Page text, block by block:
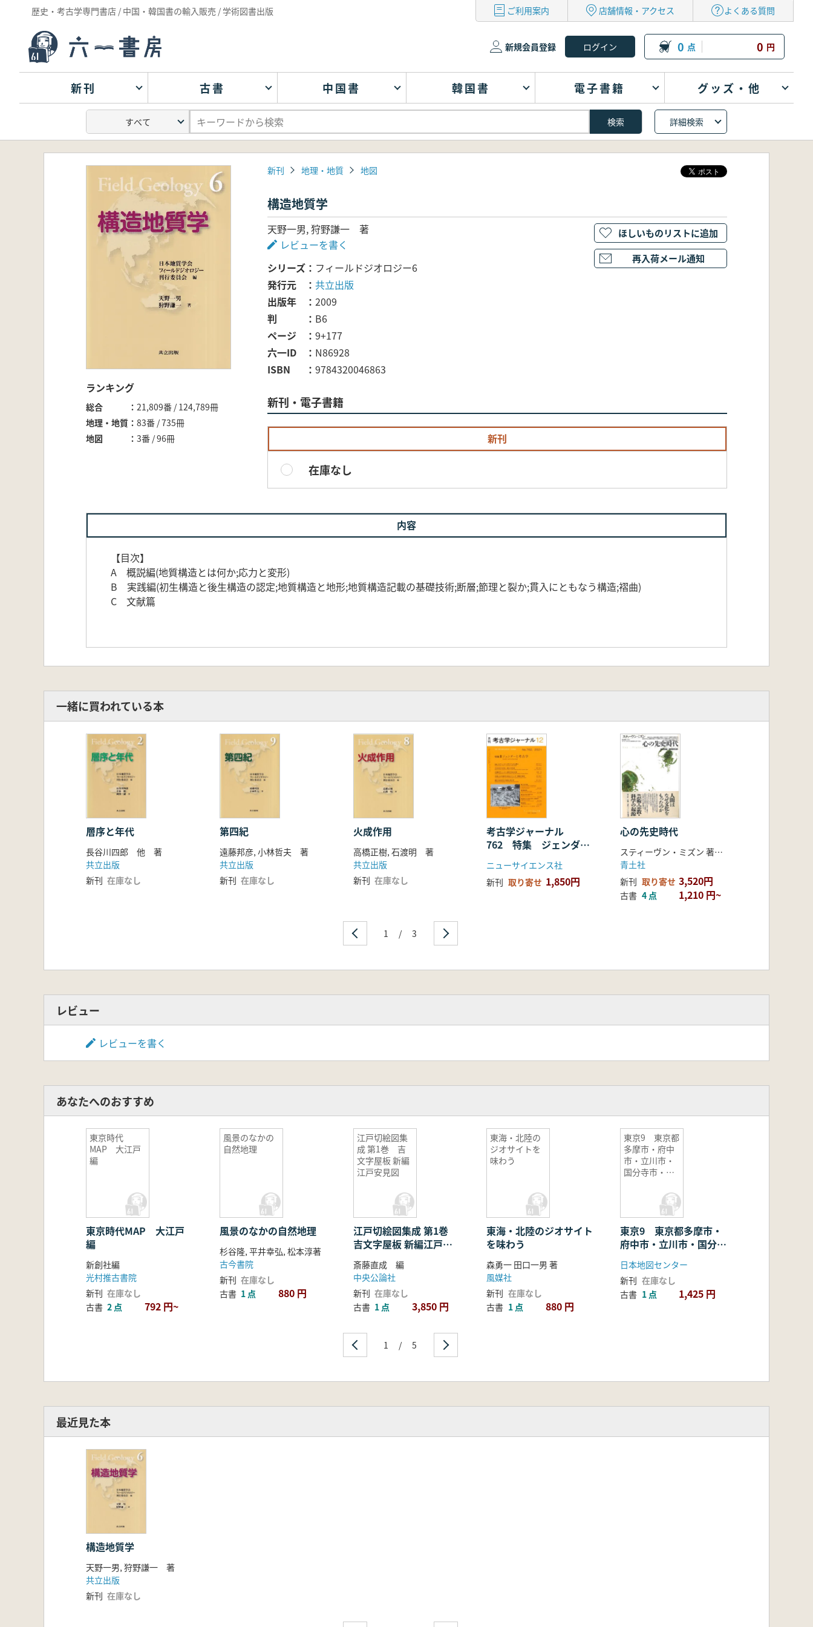
歴史・考古学専門書店 / 中国・韓国書の輸入販売 / 学術図書出版 ご利用案内 店舗情報・アクセス よくある質問
新規会員登録 0 点 0 円
新刊 古書 中国書 韓国書 電子書籍 グッズ・他
詳細検索
ランキング
総合
21,809番 / 124,789冊
地理・地質
83番 / 735冊
地図
3番 / 96冊
新刊 地理・地質 地図
構造地質学
天野一男, 狩野謙一 著
レビューを書く
シリーズ
フィールドジオロジー6
発行元
共立出版
出版年
2009
判
B6
ページ
9+177
六一ID
N86928
ISBN
9784320046863
新刊・電子書籍
新刊
在庫なし
ほしいものリストに追加
再入荷メール通知
内容
【目次】
A 概説編(地質構造とは何か;応力と変形)
B 実践編(初生構造と後生構造の認定;地質構造と地形;地質構造記載の基礎技術;断層;節理と裂か;貫入にともなう構造;褶曲)
C 文献篇
一緒に買われている本
層序と年代
長谷川四郎 他 著
共立出版
新刊 在庫なし
第四紀
遠藤邦彦, 小林哲夫 著
共立出版
新刊 在庫なし
火成作用
高橋正樹, 石渡明 著
共立出版
新刊 在庫なし
考古学ジャーナル
762 特集 ジェンダー
ニューサイエンス社
新刊 取り寄せ 1,850円
心の先史時代
スティーヴン・ミズン 著 松浦 俊輔 ほか 訳
青土社
新刊 取り寄せ 3,520円
古書 4 点 1,210 円~
1 / 3
レビュー
レビューを書く
あなたへのおすすめ
東京時代
MAP 大江戸
編
東京時代MAP 大江戸
編
新創社編
光村推古書院
新刊 在庫なし
古書 2 点 792 円~
風景のなかの
自然地理
風景のなかの自然地理
杉谷隆, 平井幸弘, 松本淳著
古今書院
新刊 在庫なし
古書 1 点 880 円
江戸切絵図集
成 第1巻 吉
文字屋板 新編
江戸安見図
江戸切絵図集成 第1巻
吉文字屋板 新編江戸安
見図
斎藤直成 編
中央公論社
新刊 在庫なし
古書 1 点 3,850 円
東海・北陸の
ジオサイトを
味わう
東海・北陸のジオサイト
を味わう
森勇一 田口一男 著
風媒社
新刊 在庫なし
古書 1 点 880 円
東京9 東京都
多摩市・府中
市・立川市・
国分寺市・小
東京9 東京都多摩市・
府中市・立川市・国分寺
市・小平市・小金井市周
辺
日本地図センター
新刊 在庫なし
古書 1 点 1,425 円
1 / 5
最近見た本
構造地質学
天野一男, 狩野謙一 著
共立出版
新刊 在庫なし